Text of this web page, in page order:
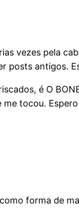
vezes pela
posts antigos.
é O
tocou.
forma de